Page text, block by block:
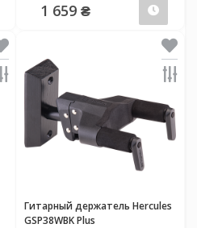
Предзаказ1 659 ₴
Гитарный держатель Hercules
GSP38WBK Plus